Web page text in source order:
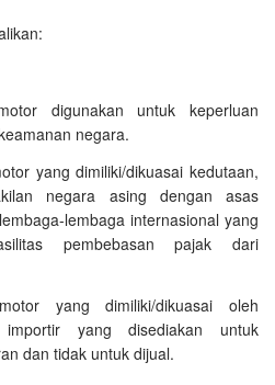
digunakan untuk keperluan
negara.
yang dimiliki/dikuasai kedutaan,
negara asing dengan asas
lembaga internasional yang
pembebasan pajak dari
yang dimiliki/dikuasai oleh
yang disediakan untuk
dan tidak untuk dijual.